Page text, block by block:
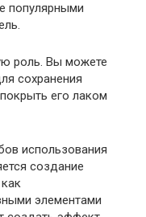
популярными
роль. Вы можете
сохранения
его лаком
использования
создание
элементами